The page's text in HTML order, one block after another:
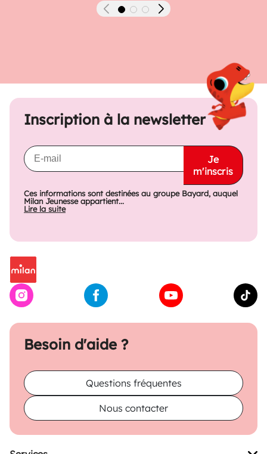
Précédent Suivant
Besoin d'aide ?
Questions fréquentes
Nous contacter
Inscription à la newsletter
Je
m'inscris
Ces informations sont destinées au groupe Bayard, auquel
Milan Jeunesse appartient...
Lire la suite